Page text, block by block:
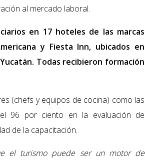
al mercado laboral.
en 17 hoteles de las marcas
y Fiesta Inn, ubicados en
Todas recibieron formación
(chefs y equipos de cocina) como las
96 por ciento en la evaluación de
de la capacitación.
el turismo puede ser un motor de